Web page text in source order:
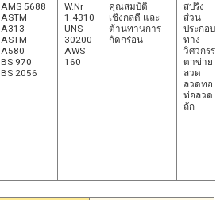
AMS 5688
ASTM
A313
ASTM
A580
BS 970
BS 2056
W.Nr
1.4310
UNS
30200
AWS
160
คุณสมบัติ
เชิงกลดี และ
ต้านทานการ
กัดกร่อน
สปริง
ส่วน
ประกอบ
ทาง
วิศวกรรม
ตาข่าย
ลวด
ลวดทอ
ท่อลวด
ถัก